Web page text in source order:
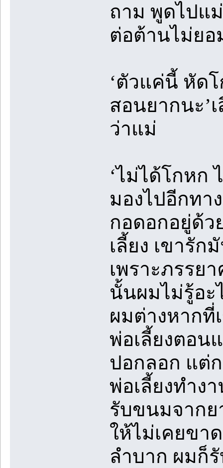
ถาม พูดไปแ
ต่อต้านไม่ยอ
‘ตัวแค่นี้ หัด
สอนยากนะ’
ว่าแม่
‘ไม่ได้โกหก
มองไปอีกทา
กอดอกอยู่ด้
เลี้ยง เขารั
เพราะภรรย
นั้นผมไม่รู้อะ
ผมต่างหากที่
พ่อเลี้ยงตอน
ปอกลอก แต่
พ่อเลี้ยงทำง
รับขนมจากย
ให้ไม่เคยขา
ลำบาก ผมก็